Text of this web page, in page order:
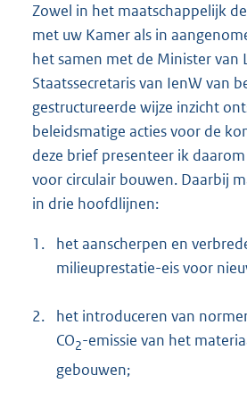
Zowel in het maatschappelijk
met uw Kamer als in
het samen met de Minister van
Staatssecretaris van IenW van
gestructureerde wijze inzicht
beleidsmatige acties voor de
deze brief presenteer ik
voor circulair bouwen. Daarbij
in drie hoofdlijnen:
1.
het aanscherpen en
milieuprestatie-eis voor
2.
het introduceren van
CO2-emissie van het
gebouwen;